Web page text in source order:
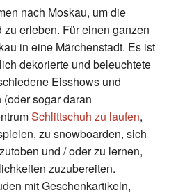
nach Moskau, um die
erleben. Für einen ganzen
in eine Märchenstadt. Es ist
dekorierte und beleuchtete
Eisshows und
sogar daran
Schlittschuh zu laufen,
zu snowboarden, sich
und / oder zu lernen,
zuzubereiten.
mit Geschenkartikeln,